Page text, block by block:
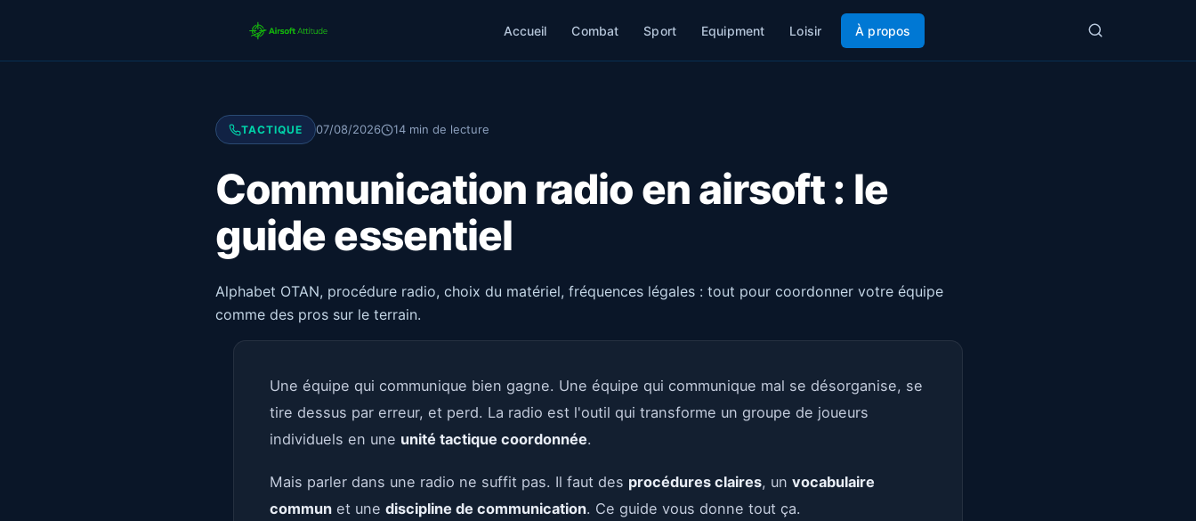
Accueil Combat Sport Equipment Loisir À propos
TACTIQUE 07/08/2026 14 min de lecture
Communication radio en airsoft : le
guide essentiel
Alphabet OTAN, procédure radio, choix du matériel, fréquences légales : tout pour coordonner votre équipe
comme des pros sur le terrain.
Une équipe qui communique bien gagne. Une équipe qui communique mal se désorganise, se
tire dessus par erreur, et perd. La radio est l'outil qui transforme un groupe de joueurs
individuels en une unité tactique coordonnée.
Mais parler dans une radio ne suffit pas. Il faut des procédures claires, un vocabulaire
commun et une discipline de communication. Ce guide vous donne tout ça.